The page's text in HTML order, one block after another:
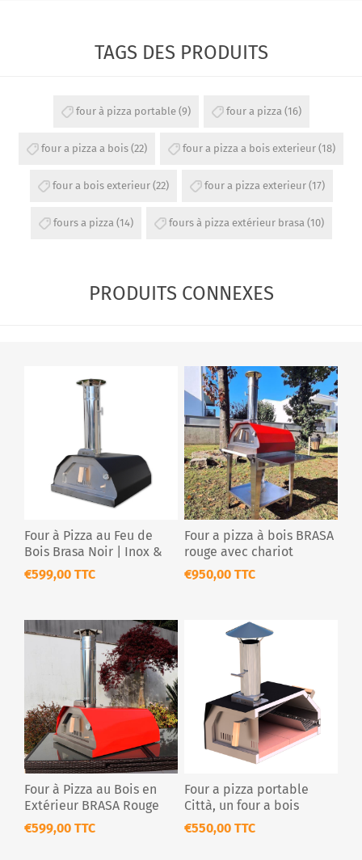
TAGS DES PRODUITS
four à pizza portable (9) four a pizza (16)
four a pizza a bois (22) four a pizza a bois exterieur (18)
four a bois exterieur (22) four a pizza exterieur (17)
fours a pizza (14) fours à pizza extérieur brasa (10)
PRODUITS CONNEXES
Four à Pizza au Feu de
Bois Brasa Noir | Inox &
Portable
€599,00 TTC
Four a pizza à bois BRASA
rouge avec chariot
€950,00 TTC
Four à Pizza au Bois en
Extérieur BRASA Rouge
€599,00 TTC
Four a pizza portable
Città, un four a bois
€550,00 TTC